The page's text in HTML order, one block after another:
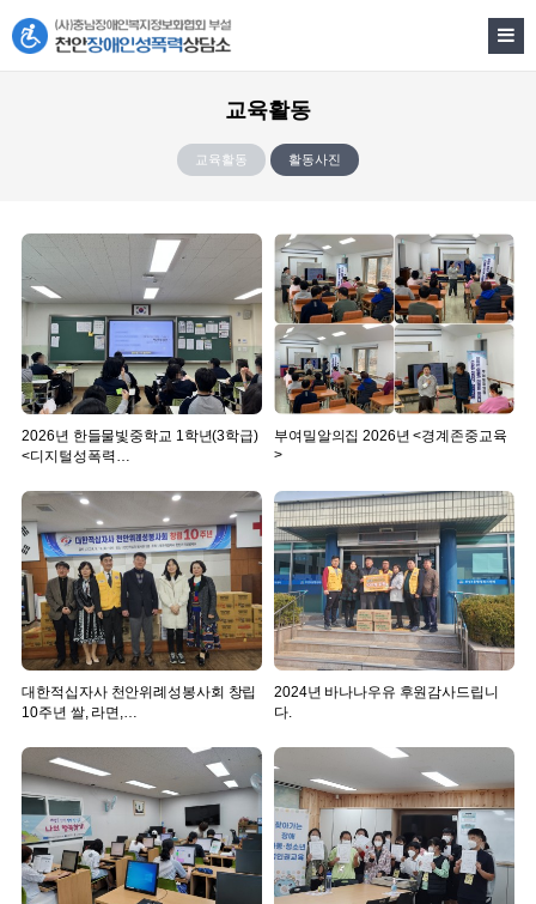
교육활동
교육활동 활동사진
2026년 한들물빛중학교 1학년(3학급)
<디지털성폭력…
부여밀알의집 2026년 <경계존중교육
>
대한적십자사 천안위례성봉사회 창립
10주년 쌀, 라면,…
2024년 바나나우유 후원감사드립니
다.